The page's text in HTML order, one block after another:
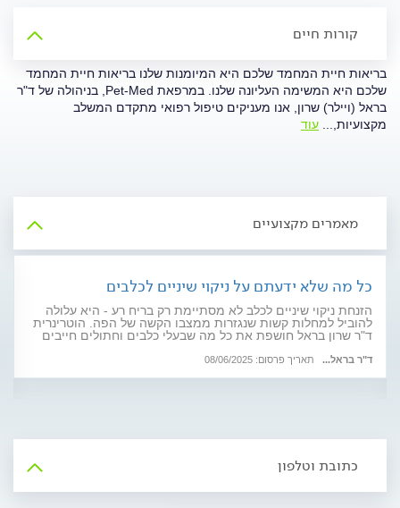
קורות חיים
בריאות חיית המחמד שלכם היא המיומנות שלנו בריאות חיית המחמד
שלכם היא המשימה העליונה שלנו. במרפאת Pet-Med, בניהולה של ד"ר
בראל (ויילר) שרון, אנו מעניקים טיפול רפואי מתקדם המשלב
מקצועיות,
עוד
מאמרים מקצועיים
כל מה שלא ידעתם על ניקוי שיניים לכלבים
הזנחת ניקוי שיניים לכלב לא מסתיימת רק בריח רע - היא עלולה
להוביל למחלות קשות שנגזרות ממצבו הקשה של הפה. הוטרינרית
ד"ר שרון בראל חושפת את כל מה שבעלי כלבים וחתולים חייבים
ד"ר בראל... תאריך פרסום: 08/06/2025
כתובת וטלפון